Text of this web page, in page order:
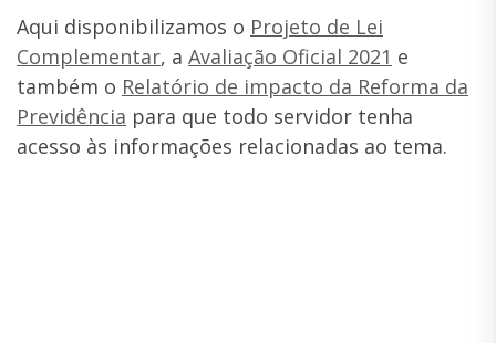
Aqui disponibilizamos o Projeto de Lei
Complementar, a Avaliação Oficial 2021 e
também o Relatório de impacto da Reforma da
Previdência para que todo servidor tenha
acesso às informações relacionadas ao tema.